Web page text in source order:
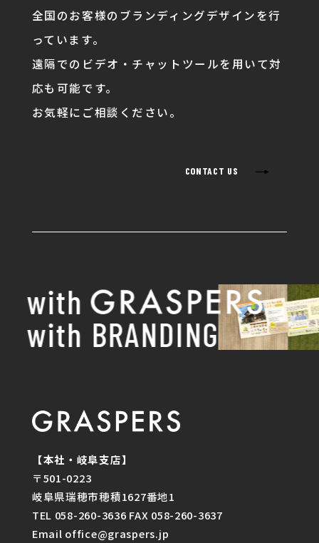
全国のお客様のブランディングデザインを行
っています。
遠隔でのビデオ・チャットツールを用いて対
応も可能です。
お気軽にご相談ください。
CONTACT US →
with
with BRANDING
【本社・岐阜支店】
〒501-0223
岐阜県瑞穂市穂積1627番地1
TEL 058-260-3636 FAX 058-260-3637
Email office@graspers.jp